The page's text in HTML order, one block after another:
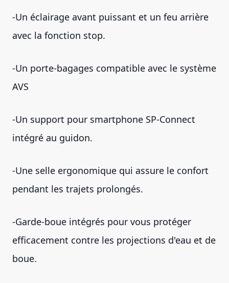
-Un éclairage avant puissant et un feu arrière
avec la fonction stop.
-Un porte-bagages compatible avec le système
AVS
-Un support pour smartphone SP-Connect
intégré au guidon.
-Une selle ergonomique qui assure le confort
pendant les trajets prolongés.
-Garde-boue intégrés pour vous protéger
efficacement contre les projections d'eau et de
boue.